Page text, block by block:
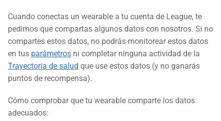
Cuando conectas un wearable a tu cuenta de League, te
pedimos que compartas algunos datos con nosotros. Si no
compartes estos datos, no podrás monitorear estos datos
en tus parámetros ni completar ninguna actividad de la
Trayectoria de salud que use estos datos (y no ganarás
puntos de recompensa).
Cómo comprobar que tu wearable comparte los datos
adecuados: